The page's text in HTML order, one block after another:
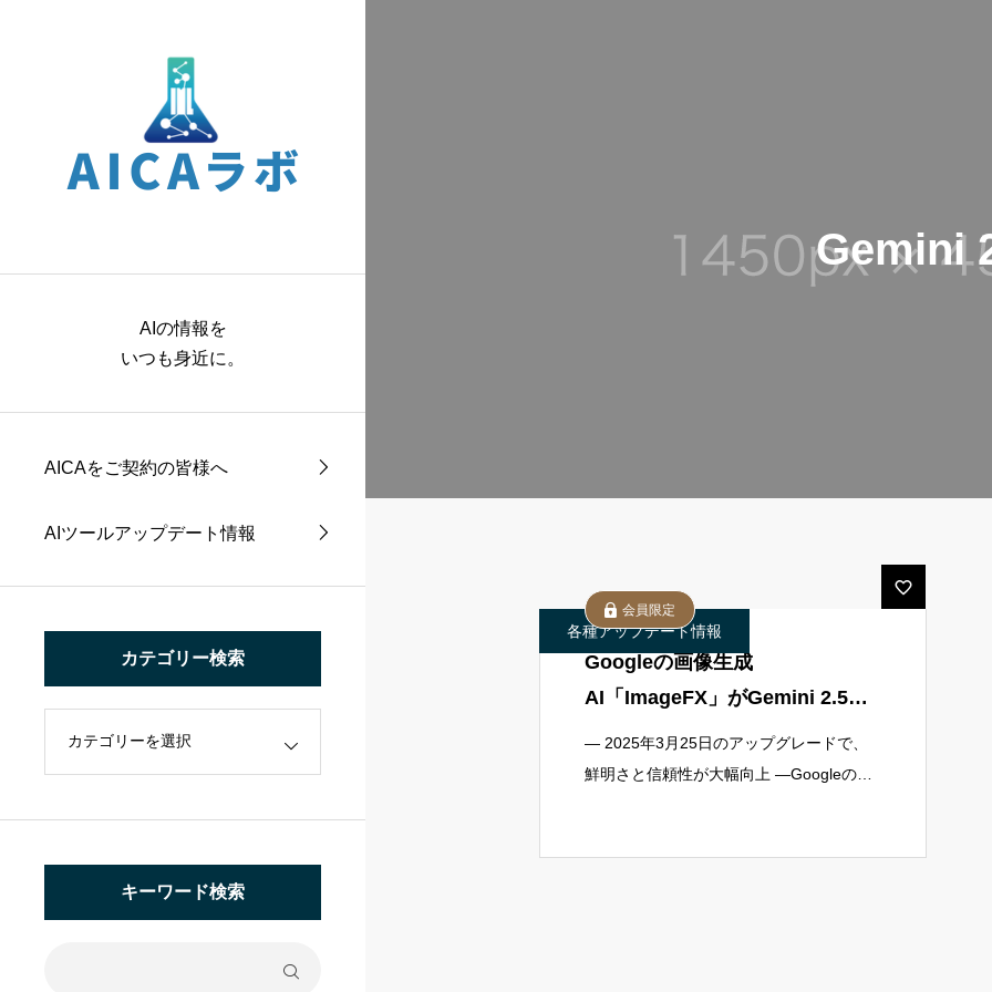
AIの情報を
いつも身近に。
AICAをご契約の皆様へ
AIツールアップデート情報
カテゴリー検索
キーワード検索
Gemini
各種アップデート情報
会員限定
Googleの画像生成
AI「ImageFX」がGemini 2.5に
進化！ 鮮明さと安全性が大幅
アップ！！！
― 2025年3月25日のアップグレードで、
鮮明さと信頼性が大幅向上 ―Googleの画